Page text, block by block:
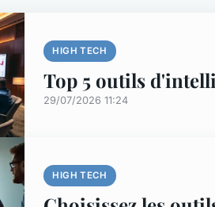
HIGH TECH
Top 5 outils
29/07/2026 11:24
HIGH TECH